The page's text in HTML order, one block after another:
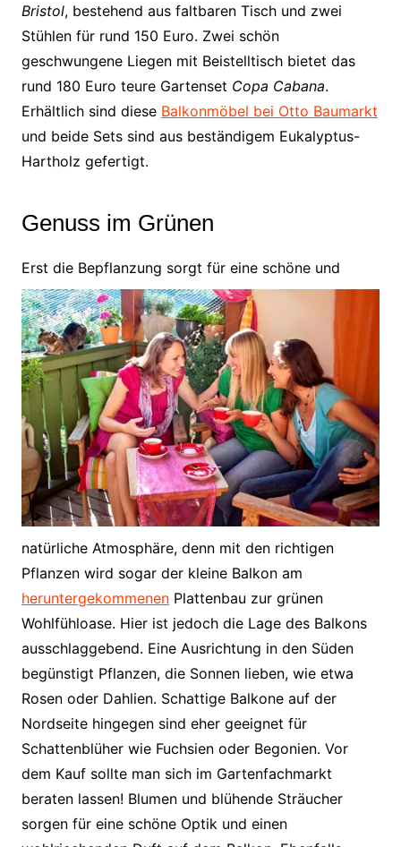
Bristol, bestehend aus faltbaren Tisch und zwei
Stühlen für rund 150 Euro. Zwei schön
geschwungene Liegen mit Beistelltisch bietet das
rund 180 Euro teure Gartenset Copa Cabana.
Erhältlich sind diese Balkonmöbel bei Otto Baumarkt
und beide Sets sind aus beständigem Eukalyptus-
Hartholz gefertigt.
Genuss im Grünen
Erst die Bepflanzung sorgt für eine schöne und
natürliche Atmosphäre, denn mit den richtigen
Pflanzen wird sogar der kleine Balkon am
heruntergekommenenPlattenbau zur grünen
Wohlfühloase. Hier ist jedoch die Lage des Balkons
ausschlaggebend. Eine Ausrichtung in den Süden
begünstigt Pflanzen, die Sonnen lieben, wie etwa
Rosen oder Dahlien. Schattige Balkone auf der
Nordseite hingegen sind eher geeignet für
Schattenblüher wie Fuchsien oder Begonien. Vor
dem Kauf sollte man sich im Gartenfachmarkt
beraten lassen! Blumen und blühende Sträucher
sorgen für eine schöne Optik und einen